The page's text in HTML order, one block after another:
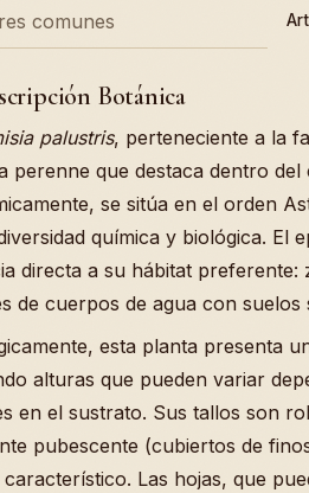
comunes
Botánica
palustris, perteneciente a la
perenne que destaca dentro del
se sitúa en el orden
química y biológica. El
directa a su hábitat preferente:
de cuerpos de agua con suelos
esta planta presenta
alturas que pueden variar
en el sustrato. Sus tallos son
pubescente (cubiertos de
Las hojas, que